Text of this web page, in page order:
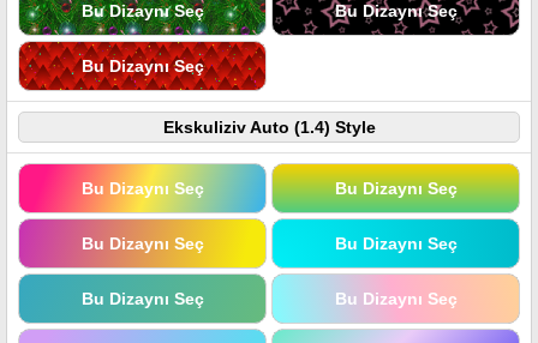
Bu Dizaynı Seç Bu Dizaynı Seç
Bu Dizaynı Seç
Ekskuliziv Auto (1.4) Style
Bu Dizaynı Seç Bu Dizaynı Seç
Bu Dizaynı Seç Bu Dizaynı Seç
Bu Dizaynı Seç Bu Dizaynı Seç